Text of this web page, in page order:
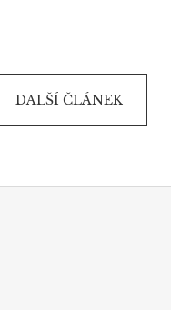
DALŠÍ ČLÁNEK